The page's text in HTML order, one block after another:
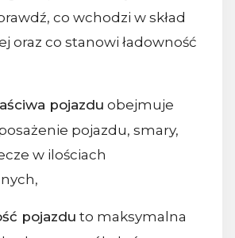
co wchodzi w skład
oraz co stanowi ładowność
pojazdu obejmuje
pojazdu, smary,
w ilościach
pojazdu to maksymalna